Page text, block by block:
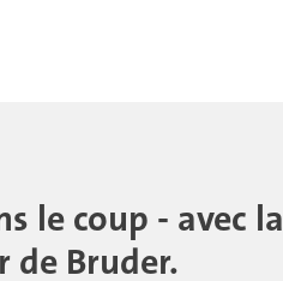
le coup - avec la
de Bruder.